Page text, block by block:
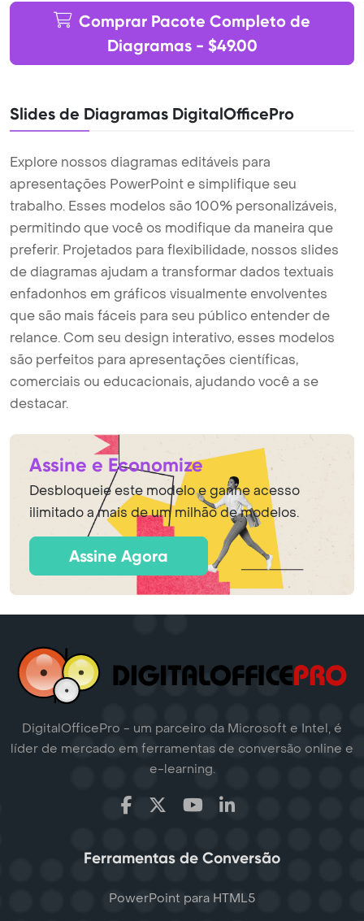
Comprar Pacote Completo de
Diagramas - $49.00
Slides de Diagramas DigitalOfficePro
Explore nossos diagramas editáveis para
apresentações PowerPoint e simplifique seu
trabalho. Esses modelos são 100% personalizáveis,
permitindo que você os modifique da maneira que
preferir. Projetados para flexibilidade, nossos slides
de diagramas ajudam a transformar dados textuais
enfadonhos em gráficos visualmente envolventes
que são mais fáceis para seu público entender de
relance. Com seu design interativo, esses modelos
são perfeitos para apresentações científicas,
comerciais ou educacionais, ajudando você a se
destacar.
Assine e Economize
Desbloqueie este modelo e ganhe acesso
ilimitado a mais de um milhão de modelos.
Assine Agora
DigitalOfficePro - um parceiro da Microsoft e Intel, é
líder de mercado em ferramentas de conversão online e
e-learning.
Ferramentas de Conversão
PowerPoint para HTML5